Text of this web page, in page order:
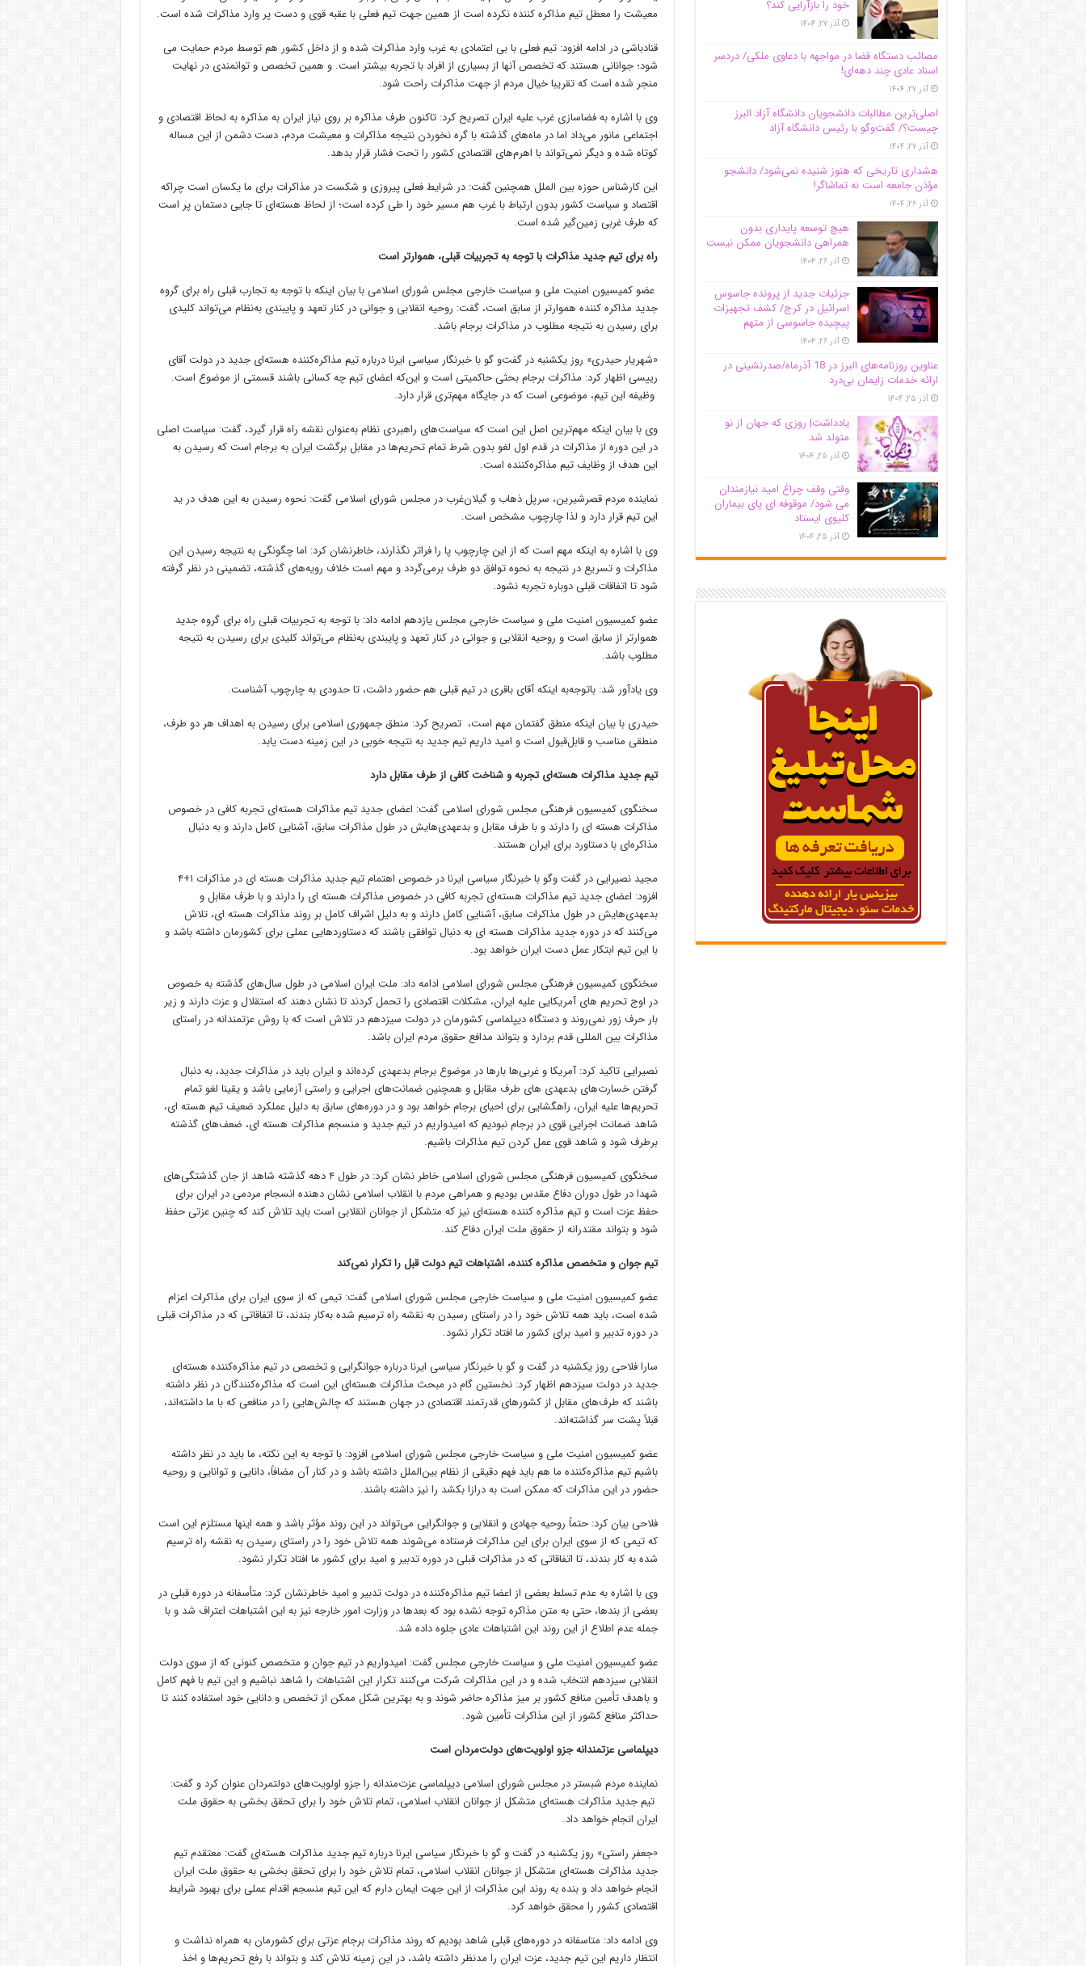
معیشت را معطل تیم مذاکره کننده نکرده است از همین جهت تیم فعلی با عقبه قوی و دست پر وارد مذاکرات شده است.
قنادباشی در ادامه افزود: تیم فعلی با بی اعتمادی به غرب وارد مذاکرات شده و از داخل کشور هم توسط مردم حمایت می
شود؛ جوانانی هستند که تخصص آنها از بسیاری از افراد با تجربه بیشتر است. و همین تخصص و توانمندی در نهایت
منجر شده است که تقریبا خیال مردم از جهت مذاکرات راحت شود.
وی با اشاره به فضاسازی غرب علیه ایران تصریح کرد: تاکنون طرف مذاکره بر روی نیاز ایران به مذاکره به لحاظ اقتصادی و
اجتماعی مانور می‌داد اما در ماه‌های گذشته با گره نخوردن نتیجه مذاکرات و معیشت مردم، دست دشمن از این مساله
کوتاه شده و دیگر نمی‌تواند با اهرم‌های اقتصادی کشور را تحت فشار قرار بدهد.
این کارشناس حوزه بین الملل همچنین گفت: در شرایط فعلی پیروزی و شکست در مذاکرات برای ما یکسان است چراکه
اقتصاد و سیاست کشور بدون ارتباط با غرب هم مسیر خود را طی کرده است؛ از لحاظ هسته‌ای تا جایی دستمان پر است
که طرف غربی زمین‌گیر شده است.
راه برای تیم جدید مذاکرات با توجه به تجربیات قبلی، هموارتر است
عضو کمیسیون امنیت ملی و سیاست خارجی مجلس شورای اسلامی با بیان اینکه با توجه به تجارب قبلی راه برای گروه
جدید مذاکره کننده هموارتر از سابق است، گفت: روحیه انقلابی و جوانی در کنار تعهد و پایبندی به‌نظام می‌تواند کلیدی
برای رسیدن به نتیجه مطلوب در مذاکرات برجام باشد.
«شهریار حیدری» روز یکشنبه در گفت‌و گو با خبرنگار سیاسی ایرنا درباره تیم مذاکره‌کننده هسته‌ای جدید در دولت آقای
رییسی اظهار کرد: مذاکرات برجام بحثی حاکمیتی است و این‌که اعضای تیم چه کسانی باشند قسمتی از موضوع است.
وظیفه این تیم، موضوعی است که در جایگاه مهم‌تری قرار دارد.
وی با بیان اینکه مهم‌ترین اصل این است که سیاست‌های راهبردی نظام به‌عنوان نقشه راه قرار گیرد، گفت: سیاست اصلی
در این دوره از مذاکرات در قدم اول لغو بدون شرط تمام تحریم‌ها در مقابل برگشت ایران به برجام است که رسیدن به
این هدف از وظایف تیم مذاکره‌کننده است.
نماینده مردم قصرشیرین، سرپل ذهاب و گیلان‌غرب در مجلس شورای اسلامی گفت: نحوه رسیدن به این هدف در ید
این تیم قرار دارد و لذا چارچوب مشخص است.
وی با اشاره به اینکه مهم است که از این چارچوب پا را فراتر نگذارند، خاطرنشان کرد: اما چگونگی به نتیجه رسیدن این
مذاکرات و تسریع در نتیجه به نحوه توافق دو طرف برمی‌گردد و مهم است خلاف رویه‌های گذشته، تضمینی در نظر گرفته
شود تا اتفاقات قبلی دوباره تجربه نشود.
عضو کمیسیون امنیت ملی و سیاست خارجی مجلس یازدهم ادامه داد: با توجه‌ به تجربیات قبلی راه برای گروه جدید
هموارتر از سابق است و روحیه انقلابی و جوانی در کنار تعهد و پایبندی به‌نظام می‌تواند کلیدی برای رسیدن به نتیجه
مطلوب باشد.
وی یادآور شد: باتوجه‌به اینکه آقای باقری در تیم قبلی هم حضور داشت، تا حدودی به چارچوب آشناست.
حیدری با بیان اینکه منطق گفتمان مهم است، تصریح کرد: منطق جمهوری اسلامی برای رسیدن به اهداف هر دو طرف،
منطقی مناسب و قابل‌قبول است و امید داریم تیم جدید به نتیجه خوبی در این زمینه دست یابد.
تیم جدید مذاکرات هسته‌ای تجربه و شناخت کافی از طرف مقابل دارد
سخنگوی کمیسیون فرهنگی مجلس شورای اسلامی گفت: اعضای جدید تیم مذاکرات هسته‌ای تجربه کافی در خصوص
مذاکرات هسته ای را دارند و با طرف مقابل و بدعهدی‌هایش در طول مذاکرات سابق، آشنایی کامل دارند و به دنبال
مذاکره‌ای با دستاورد برای ایران هستند.
مجید نصیرایی در گفت وگو با خبرنگار سیاسی ایرنا در خصوص اهتمام تیم جدید مذاکرات هسته ای در مذاکرات ۱+۴
افزود: اعضای جدید تیم مذاکرات هسته‌ای تجربه کافی در خصوص مذاکرات هسته ای را دارند و با طرف مقابل و
بدعهدی‌هایش در طول مذاکرات سابق، آشنایی کامل دارند و به دلیل اشراف کامل بر روند مذاکرات هسته ای، تلاش
می‌کنند که در دوره جدید مذاکرات هسته ای به دنبال توافقی باشند که دستاوردهایی عملی برای کشورمان داشته باشد و
با این تیم ابتکار عمل دست ایران خواهد بود.
سخنگوی کمیسیون فرهنگی مجلس شورای اسلامی ادامه داد: ملت ایران اسلامی در طول سال‌های گذشته به خصوص
در اوج تحریم های آمریکایی علیه ایران، مشکلات اقتصادی را تحمل کردند تا نشان دهند که استقلال و عزت دارند و زیر
بار حرف زور نمی‌روند و دستگاه دیپلماسی کشورمان در دولت سیزدهم در تلاش است که با روش عزتمندانه در راستای
مذاکرات بین المللی قدم بردارد و بتواند مدافع حقوق مردم ایران باشد.
نصیرایی تاکید کرد: آمریکا و غربی‌ها بارها در موضوع برجام بدعهدی کرده‌اند و ایران باید در مذاکرات جدید، به دنبال
گرفتن خسارت‌های بدعهدی های طرف مقابل و همچنین ضمانت‌های اجرایی و راستی آزمایی باشد و یقینا لغو تمام
تحریم‌ها علیه ایران، راهگشایی برای احیای برجام خواهد بود و در دوره‌های سابق به دلیل عملکرد ضعیف تیم هسته ای،
شاهد ضمانت اجرایی قوی در برجام نبودیم که امیدواریم در تیم جدید و منسجم مذاکرات هسته ای، ضعف‌های گذشته
برطرف شود و شاهد قوی عمل کردن تیم مذاکرات باشیم.
سخنگوی کمیسیون فرهنگی مجلس شورای اسلامی خاطر نشان کرد: در طول ۴ دهه گذشته شاهد از جان گذشتگی‌های
شهدا در طول دوران دفاع مقدس بودیم و همراهی مردم با انقلاب اسلامی نشان دهنده انسجام مردمی در ایران برای
حفظ عزت است و تیم مذاکره کننده هسته‌ای نیز که متشکل از جوانان انقلابی است باید تلاش کند که چنین عزتی حفظ
شود و بتواند مقتدرانه از حقوق ملت ایران دفاع کند.
تیم جوان و متخصص مذاکره کننده، اشتباهات تیم دولت قبل را تکرار نمی‌کند
عضو کمیسیون امنیت ملی و سیاست خارجی مجلس شورای اسلامی گفت: تیمی که از سوی ایران برای مذاکرات اعزام
شده است، باید همه تلاش خود را در راستای رسیدن به نقشه راه ترسیم شده به‌کار بندند، تا اتفاقاتی که در مذاکرات قبلی
در دوره تدبیر و امید برای کشور ما افتاد تکرار نشود.
سارا فلاحی روز یکشنبه در گفت‌ و گو با خبرنگار سیاسی ایرنا درباره جوانگرایی و تخصص در تیم مذاکره‌کننده هسته‌ای
جدید در دولت سیزدهم اظهار کرد: نخستین گام در مبحث مذاکرات هسته‌ای این است که مذاکره‌کنندگان در نظر داشته
باشند که طرف‌های مقابل از کشورهای قدرتمند اقتصادی در جهان هستند که چالش‌هایی را در منافعی که با ما داشته‌اند،
قبلاً پشت سر گذاشته‌اند.
عضو کمیسیون امنیت ملی و سیاست خارجی مجلس شورای اسلامی افزود: با توجه‌ به این نکته، ما باید در نظر داشته
باشیم تیم مذاکره‌کننده ما هم باید فهم دقیقی از نظام بین‌الملل داشته باشد و در کنار آن مضافاً، دانایی و توانایی و روحیه
حضور در این مذاکرات که ممکن است به درازا بکشد را نیز داشته باشند.
فلاحی بیان کرد: حتماً روحیه جهادی و انقلابی و جوانگرایی می‌تواند در این روند مؤثر باشد و همه اینها مستلزم این است
که تیمی که از سوی ایران برای این مذاکرات فرستاده می‌شوند همه تلاش خود را در راستای رسیدن به نقشه راه ترسیم
شده به کار بندند، تا اتفاقاتی که در مذاکرات قبلی در دوره تدبیر و امید برای کشور ما افتاد تکرار نشود.
وی با اشاره به عدم تسلط بعضی از اعضا تیم مذاکره‌کننده در دولت تدبیر و امید خاطرنشان کرد: متأسفانه در دوره قبلی در
بعضی از بندها، حتی به متن مذاکره توجه نشده بود که بعدها در وزارت امور خارجه نیز به این اشتباهات اعتراف شد و با
جمله عدم اطلاع از این روند این اشتباهات عادی جلوه داده شد.
عضو کمیسیون امنیت ملی و سیاست خارجی مجلس گفت: امیدواریم در تیم جوان و متخصص کنونی که از سوی دولت
انقلابی سیزدهم انتخاب شده و در این مذاکرات شرکت می‌کنند تکرار این اشتباهات را شاهد نباشیم و این تیم با فهم کامل
و باهدف تأمین منافع کشور بر میز مذاکره حاضر شوند و به بهترین شکل ممکن از تخصص و دانایی خود استفاده کنند تا
حداکثر منافع کشور از این مذاکرات تأمین شود.
دیپلماسی عزتمندانه جزو اولویت‌های دولت‌مردان است
نماینده مردم شبستر در مجلس شورای اسلامی دیپلماسی عزت‌مندانه را جزو اولویت‌های دولتمردان عنوان کرد و گفت:
تیم جدید مذاکرات هسته‌ای متشکل از جوانان انقلاب اسلامی، تمام تلاش خود را برای تحقق بخشی به حقوق ملت
ایران انجام خواهد داد.
«جعفر راستی» روز یکشنبه در گفت و گو با خبرنگار سیاسی ایرنا درباره تیم جدید مذاکرات هسته‌ای گفت: معتقدم تیم
جدید مذاکرات هسته‌ای متشکل از جوانان انقلاب اسلامی، تمام تلاش خود را برای تحقق بخشی به حقوق ملت ایران
انجام خواهد داد و بنده به روند این مذاکرات از این جهت ایمان دارم که این تیم منسجم اقدام عملی برای بهبود شرایط
اقتصادی کشور را محقق خواهد کرد.
وی ادامه داد: متاسفانه در دوره‌های قبلی شاهد بودیم که روند مذاکرات برجام عزتی برای کشورمان به همراه نداشت و
انتظار داریم این تیم جدید، عزت ایران را مدنظر داشته باشد، در این زمینه تلاش کند و بتواند با رفع تحریم‌ها و اخذ
خود را بازآرایی کند؟
آذر ۲۷, ۱۴۰۴
مصائب دستگاه قضا در مواجهه با دعاوی ملکی/ دردسر
اسناد عادی چند‌ دهه‌ای!
آذر ۲۷, ۱۴۰۴
اصلی‌ترین مطالبات دانشجویان دانشگاه آزاد البرز
چیست؟/ گفت‌وگو با رئیس دانشگاه آز‌اد
آذر ۲۷, ۱۴۰۴
هشداری تاریخی که هنوز شنیده نمی‌شود/ دانشجو
مؤذن جامعه است نه تماشاگر!
آذر ۲۶, ۱۴۰۴
هیچ توسعه پایداری بدون
همراهی دانشجویان ممکن نیست
آذر ۲۶, ۱۴۰۴
جزئیات جدید از پرونده جاسوس
اسرائیل در کرج/‌ کشف تجهیزات
پیچیده جاسوسی از متهم
آذر ۲۶, ۱۴۰۴
عناوین روزنامه‌های البرز در ‌18 آذرماه/صدرنشینی در
ارائه خدمات زایمان بی‌درد
آذر ۲۵, ۱۴۰۴
یادداشت| روزی که جهان از نو
متولد شد
آذر ۲۵, ۱۴۰۴
وقتی وقف چراغ امید نیازمندان
می شود/ موقوفه ای پای بیماران
کلیوی ایستاد
آذر ۲۵, ۱۴۰۴